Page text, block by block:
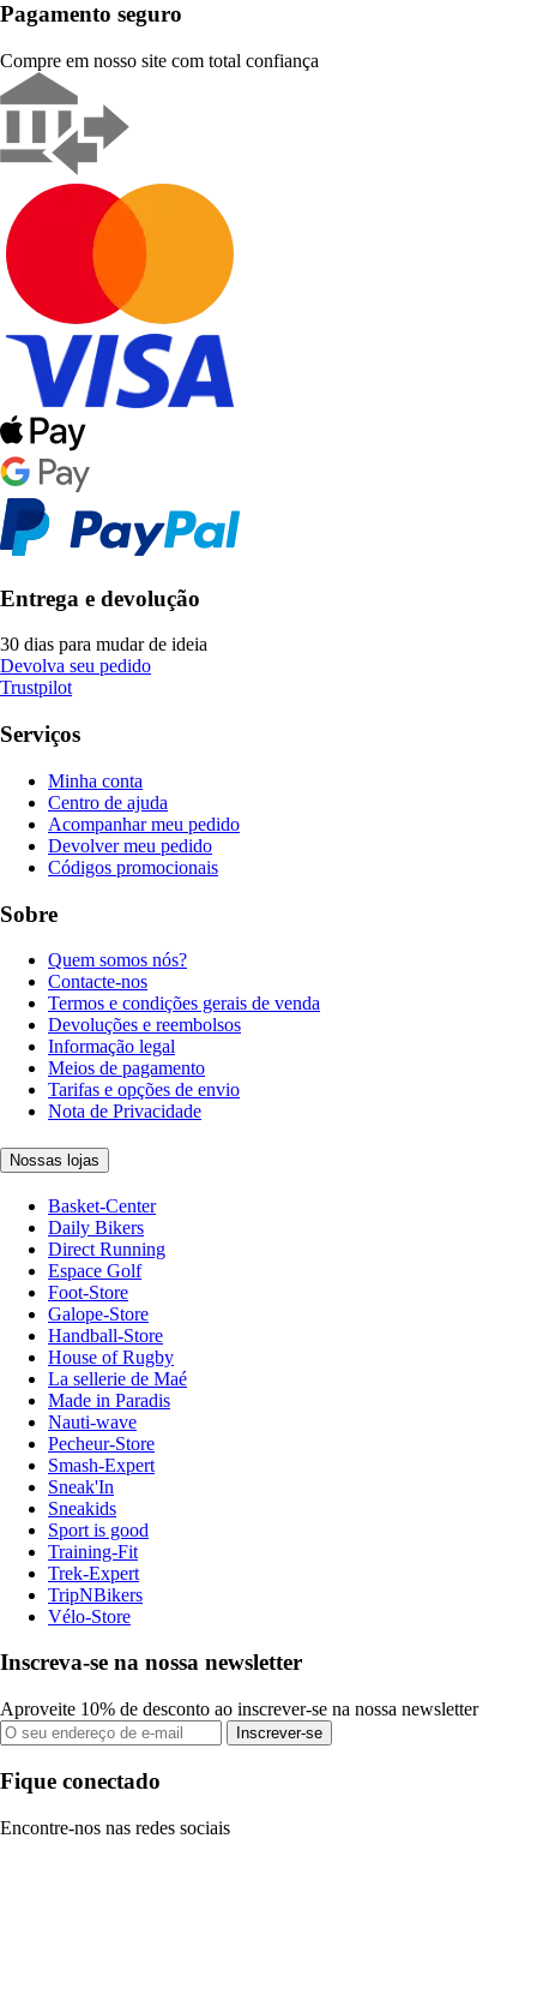
Pagamento seguro
Compre em nosso site com total confiança
Entrega e devolução
30 dias para mudar de ideia
Devolva seu pedido
Trustpilot
Serviços
Minha conta
Centro de ajuda
Acompanhar meu pedido
Devolver meu pedido
Códigos promocionais
Sobre
Quem somos nós?
Contacte-nos
Termos e condições gerais de venda
Devoluções e reembolsos
Informação legal
Meios de pagamento
Tarifas e opções de envio
Nota de Privacidade
Nossas lojas
Basket-Center
Daily Bikers
Direct Running
Espace Golf
Foot-Store
Galope-Store
Handball-Store
House of Rugby
La sellerie de Maé
Made in Paradis
Nauti-wave
Pecheur-Store
Smash-Expert
Sneak'In
Sneakids
Sport is good
Training-Fit
Trek-Expert
TripNBikers
Vélo-Store
Inscreva-se na nossa newsletter
Aproveite 10% de desconto ao inscrever-se na nossa newsletter
Inscrever-se
Fique conectado
Encontre-nos nas redes sociais